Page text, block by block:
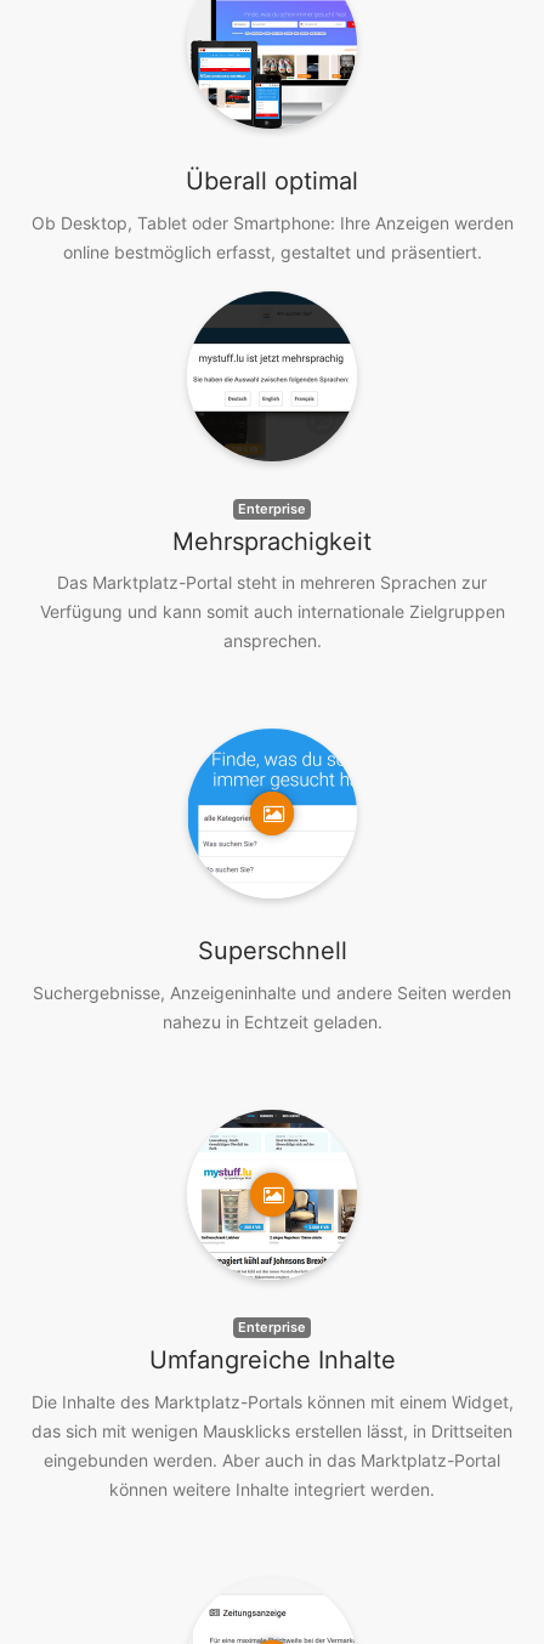
Überall optimal
Ob Desktop, Tablet oder Smartphone: Ihre Anzeigen werden
online bestmöglich erfasst, gestaltet und präsentiert.
Enterprise
Mehrsprachigkeit
Das Marktplatz-Portal steht in mehreren Sprachen zur
Verfügung und kann somit auch internationale Zielgruppen
ansprechen.
Superschnell
Suchergebnisse, Anzeigeninhalte und andere Seiten werden
nahezu in Echtzeit geladen.
Enterprise
Umfangreiche Inhalte
Die Inhalte des Marktplatz-Portals können mit einem Widget,
das sich mit wenigen Mausklicks erstellen lässt, in Drittseiten
eingebunden werden. Aber auch in das Marktplatz-Portal
können weitere Inhalte integriert werden.